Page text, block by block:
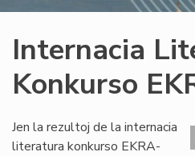
Internacia
Konkurso
Jen la rezultoj de la internacia
literatura konkurso EKRA-